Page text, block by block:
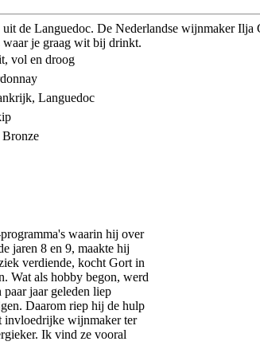
de Languedoc. De Nederlandse wijnmaker Ilja
waar je graag wit bij drinkt.
vol en droog
Languedoc
waarin hij over
jaren 8 en 9, maakte hij
verdiende, kocht Gort in
Wat als hobby begon, werd
jaar geleden liep
Daarom riep hij de hulp
invloedrijke wijnmaker ter
Ik vind ze vooral